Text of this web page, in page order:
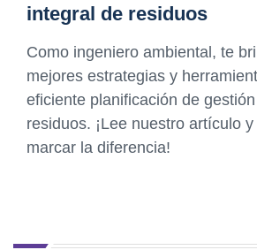
integral de residuos
Como ingeniero ambiental, te
mejores estrategias y
eficiente planificación de
residuos. ¡Lee nuestro artículo
marcar la diferencia!